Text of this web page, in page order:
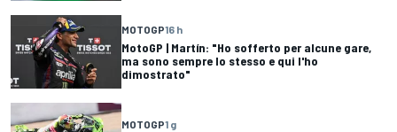
MOTOGP16 h
MotoGP | Martín: "Ho sofferto per alcune gare,
ma sono sempre lo stesso e qui l'ho
dimostrato"
MOTOGP1 g